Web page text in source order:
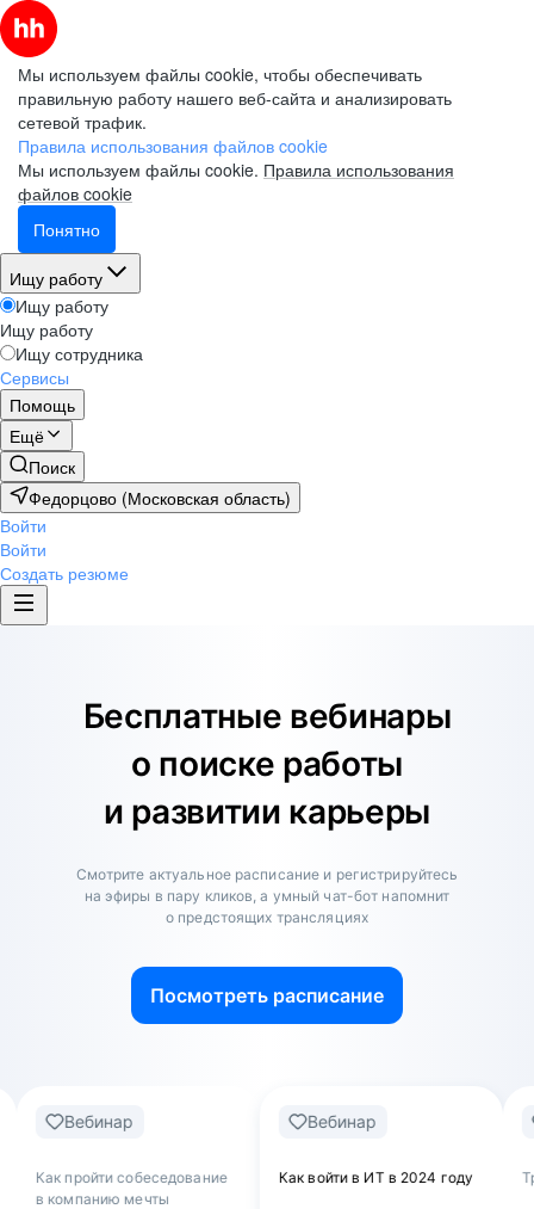
Мы используем файлы cookie, чтобы обеспечивать
правильную работу нашего веб-сайта и анализировать
сетевой трафик.
Правила использования файлов cookie
Мы используем файлы cookie. Правила использования
файлов cookie
Понятно
Ищу работу
Ищу работу
Ищу работу
Ищу сотрудника
Сервисы
Помощь
Ещё
Поиск
Федорцово (Московская область)
Войти
Войти
Создать резюме
Бесплатные вебинары
о поиске работы
и развитии карьеры
Смотрите актуальное расписание и регистрируйтесь
на эфиры в пару кликов, а умный чат-бот напомнит
о предстоящих трансляциях
Посмотреть расписание
Как войти в ИТ в 2024 году Тренды рынка